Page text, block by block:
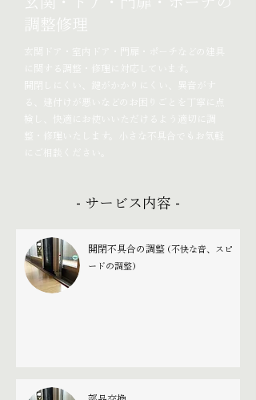
調整修理
玄関ドア・室内ドア・門扉・ポーチなどの建具
に関する調整・修理に対応しています。
開閉しにくい、鍵がかかりにくい、異音がす
る、建付けが悪いなどのお困りごとを丁寧に点
検し、快適にお使いいただけるよう適切に調
整・修理いたします。小さな不具合でもお気軽
にご相談ください。
- サービス内容 -
開閉不具合の調整 (不快な音、スピ
ードの調整)